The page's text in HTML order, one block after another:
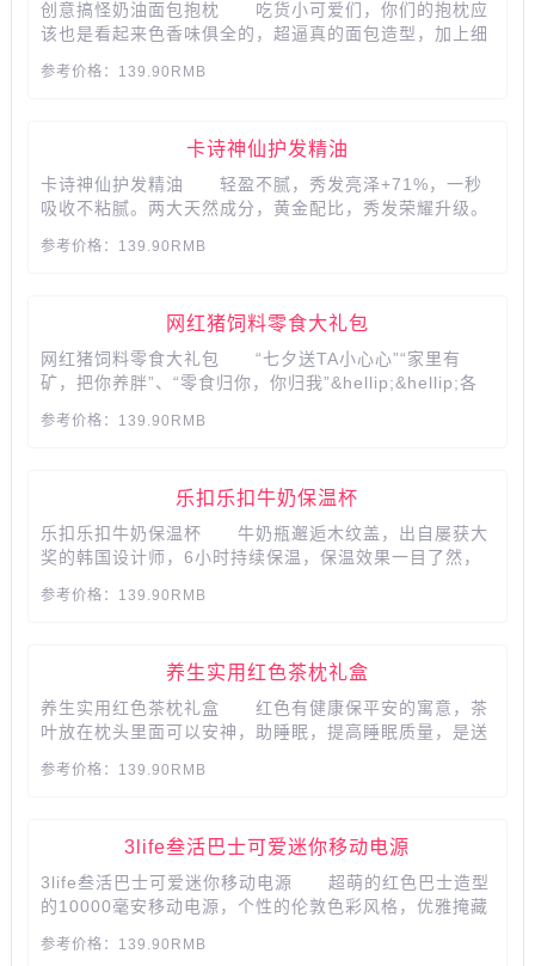
创意搞怪奶油面包抱枕 吃货小可爱们，你们的抱枕应
该也是看起来色香味俱全的，超逼真的面包造型，加上细
艺，做工逼真色彩鲜艳，让人垂涎三尺，那些年追逐的美
参考价格：139.90RMB
​​​​​​​卡诗神仙护发精油
卡诗神仙护发精油 轻盈不腻，秀发亮泽+71%，一秒
吸收不粘腻。两大天然成分，黄金配比，秀发荣耀升级。​​​​​​​​​​​​​​
参考价格：139.90RMB
网红猪饲料零食大礼包
网红猪饲料零食大礼包 “七夕送TA小心心”“家里有
矿，把你养胖”、“零食归你，你归我”&hellip;&hellip;各
要送满满的心意，各种惊喜等着你，礼品多多，可爱水
参考价格：139.90RMB
乐扣乐扣牛奶保温杯
乐扣乐扣牛奶保温杯 牛奶瓶邂逅木纹盖，出自屡获大
奖的韩国设计师，6小时持续保温，保温效果一目了然，
腐蚀，可装可卸的茶网，也选用成本更高的食品级316不
参考价格：139.90RMB
养生实用红色茶枕礼盒
养生实用红色茶枕礼盒 红色有健康保平安的寓意，茶
叶放在枕头里面可以安神，助睡眠，提高睡眠质量，是送
活 瑞草茶枕味香儿不腻，清而不浊，淡而不薄，睡眠
参考价格：139.90RMB
3life叁活巴士可爱迷你移动电源
3life叁活巴士可爱迷你移动电源 超萌的红色巴士造型
的10000毫安移动电源，个性的伦敦色彩风格，优雅掩藏
了伦敦巴士的个性特点和现代简约风格 车轮可活动设
参考价格：139.90RMB